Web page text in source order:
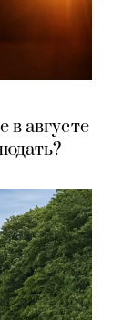
в августе